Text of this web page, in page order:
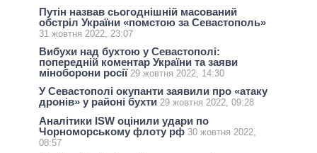
Путін назвав сьогоднішній масований
обстріл України «помстою за Севастополь»
31 жовтня 2022, 23:07
Вибухи над бухтою у Севастополі:
попередній коментар України та заяви
міноборони росії 29 жовтня 2022, 14:30
У Севастополі окупанти заявили про «атаку
дронів» у районі бухти 29 жовтня 2022, 09:28
Аналітики ISW оцінили удари по
Чорноморському флоту рф 30 жовтня 2022,
08:57